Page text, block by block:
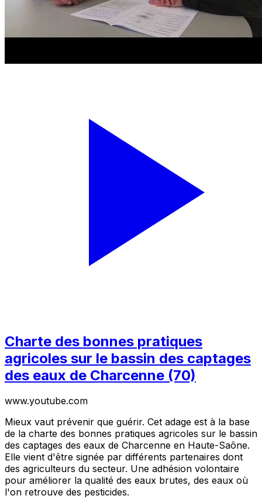
Charte des bonnes pratiques
agricoles sur le bassin des captages
des eaux de Charcenne (70)
www.youtube.com
Mieux vaut prévenir que guérir. Cet adage est à la base
de la charte des bonnes pratiques agricoles sur le bassin
des captages des eaux de Charcenne en Haute-Saône.
Elle vient d'être signée par différents partenaires dont
des agriculteurs du secteur. Une adhésion volontaire
pour améliorer la qualité des eaux brutes, des eaux où
l'on retrouve des pesticides.